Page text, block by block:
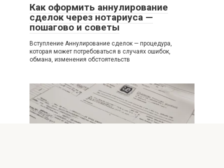
Как оформить аннулирование
сделок через нотариуса —
пошагово и советы
Вступление Аннулирование сделок — процедура,
которая может потребоваться в случаях ошибок,
обмана, изменения обстоятельств